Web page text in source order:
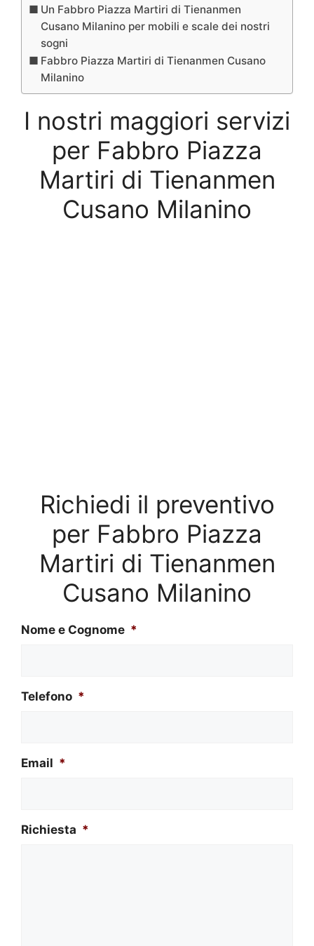
Un Fabbro Piazza Martiri di Tienanmen
Cusano Milanino per mobili e scale dei nostri
sogni
Fabbro Piazza Martiri di Tienanmen Cusano
Milanino
I nostri maggiori servizi
per Fabbro Piazza
Martiri di Tienanmen
Cusano Milanino
Richiedi il preventivo
per Fabbro Piazza
Martiri di Tienanmen
Cusano Milanino
Nome e Cognome *
Telefono *
Email *
Richiesta *